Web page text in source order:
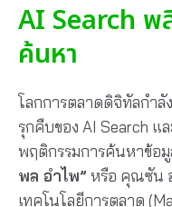
AI Search พ
ค้นหา
โลกการตลาดดิจิทัลกำลั
รุกคืบของ AI Search แ
พฤติกรรมการค้นหาข้อมู
พล อำไพ” หรือ คุณซัน
เทคโนโลยีการตลาด